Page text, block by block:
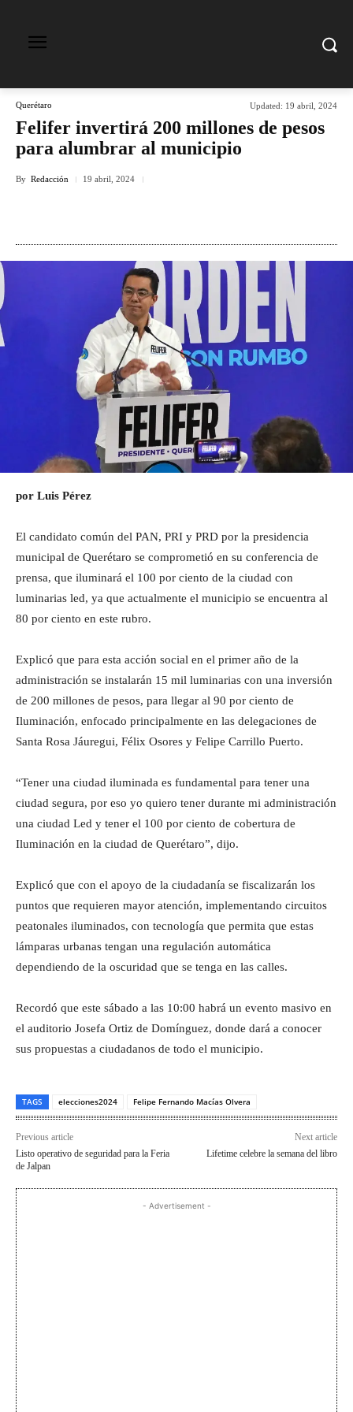
Querétaro Updated: 19 abril, 2024
Felifer invertirá 200 millones de pesos
para alumbrar al municipio
By Redacción 19 abril, 2024
por Luis Pérez
El candidato común del PAN, PRI y PRD por la presidencia
municipal de Querétaro se comprometió en su conferencia de
prensa, que iluminará el 100 por ciento de la ciudad con
luminarias led, ya que actualmente el municipio se encuentra al
80 por ciento en este rubro.
Explicó que para esta acción social en el primer año de la
administración se instalarán 15 mil luminarias con una inversión
de 200 millones de pesos, para llegar al 90 por ciento de
Iluminación, enfocado principalmente en las delegaciones de
Santa Rosa Jáuregui, Félix Osores y Felipe Carrillo Puerto.
“Tener una ciudad iluminada es fundamental para tener una
ciudad segura, por eso yo quiero tener durante mi administración
una ciudad Led y tener el 100 por ciento de cobertura de
Iluminación en la ciudad de Querétaro”, dijo.
Explicó que con el apoyo de la ciudadanía se fiscalizarán los
puntos que requieren mayor atención, implementando circuitos
peatonales iluminados, con tecnología que permita que estas
lámparas urbanas tengan una regulación automática
dependiendo de la oscuridad que se tenga en las calles.
Recordó que este sábado a las 10:00 habrá un evento masivo en
el auditorio Josefa Ortiz de Domínguez, donde dará a conocer
sus propuestas a ciudadanos de todo el municipio.
TAGS elecciones2024 Felipe Fernando Macías Olvera
Previous article
Listo operativo de seguridad para la Feria
de Jalpan
Next article
Lifetime celebre la semana del libro
- Advertisement -